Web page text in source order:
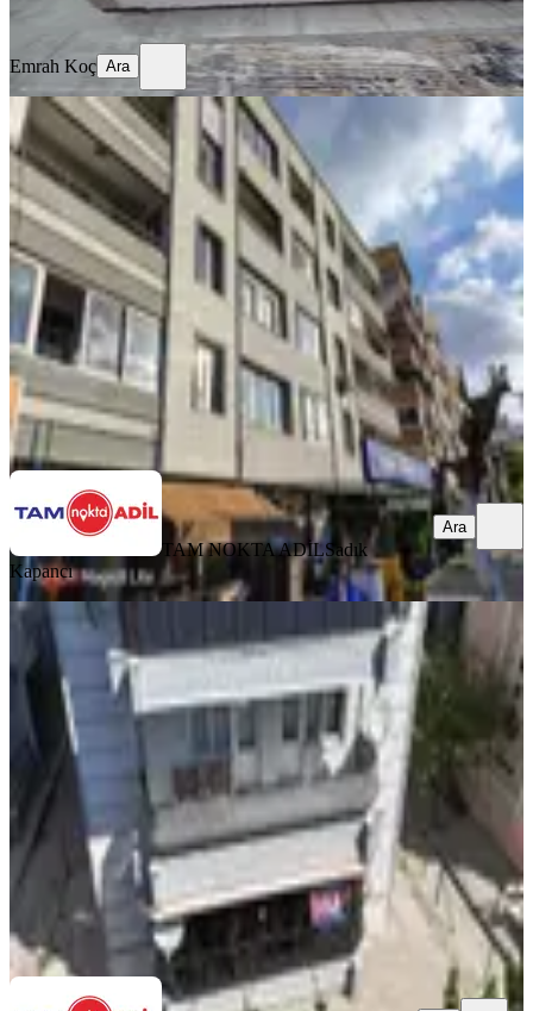
Emrah Koç Ara
BALKONLU
Bergama Atatürk Bulvarı Cadde Üstü
3+1 Daire
Bergama, Bahçelievler Mahallesi
3+1
120 m² ·3. Kat· 05.08.2026
3.000.000 ₺
TAM NOKTA ADİL Sadık Kapancı
Ara
TAM NOKTA ADİLSadık
Kapancı
Ara
BALKONLU
Bergama Fatih Mahallesinde Satılık
Geniş 3+1 Daire
Bergama, Fatih Mahallesi
140 m²· Yüksek giriş ·05.08.2026
3.825.000 ₺
TAM NOKTA ADİLismail aksoy
Ara